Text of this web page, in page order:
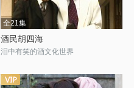
全21集
酒民胡四海
泪中有笑的酒文化世界